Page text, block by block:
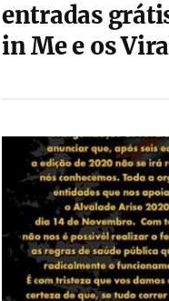
entradas
in Me e os